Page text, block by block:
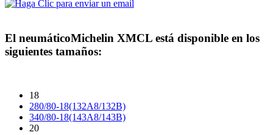
El neumáticoMichelin XMCL está disponible en los
siguientes tamaños:
18
280/80-18(132A8/132B)
340/80-18(143A8/143B)
20